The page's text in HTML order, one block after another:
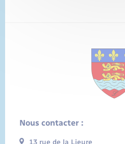
Nous contacter :
13 rue de la Lieure